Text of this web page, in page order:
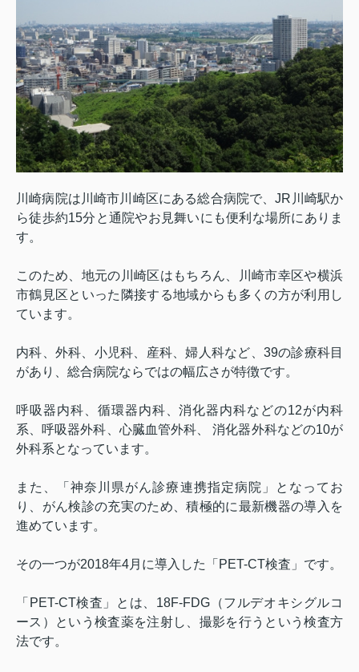
川崎病院は川崎市川崎区にある総合病院で、JR 川崎駅か
ら徒歩約15分と通院やお見舞いにも便利な場所にありま
す。
このため、地元の川崎区はもちろん、川崎市幸区や横浜
市鶴見区といった隣接する地域からも多くの方が利用し
ています。
内科、外科、小児科、産科、婦人科など、 39の診療科目
があり、総合病院ならではの幅広さが特徴です。
呼吸器内科、循環器内科、消化器内科などの12が内科
系、呼吸器外科、心臓血管外科、 消化器外科などの10が
外科系となっています。
また、「神奈川県がん診療連携指定病院」となってお
り、がん検診の充実のため、積極的に最新機器の導入を
進めています。
その一つが2018年4月に導入した「 PET-CT検査」です。
「 PET-CT検査」とは、 18F-FDG（フルデオキシグルコ
ース）という検査薬を注射し、撮影を行うという検査方
法です。